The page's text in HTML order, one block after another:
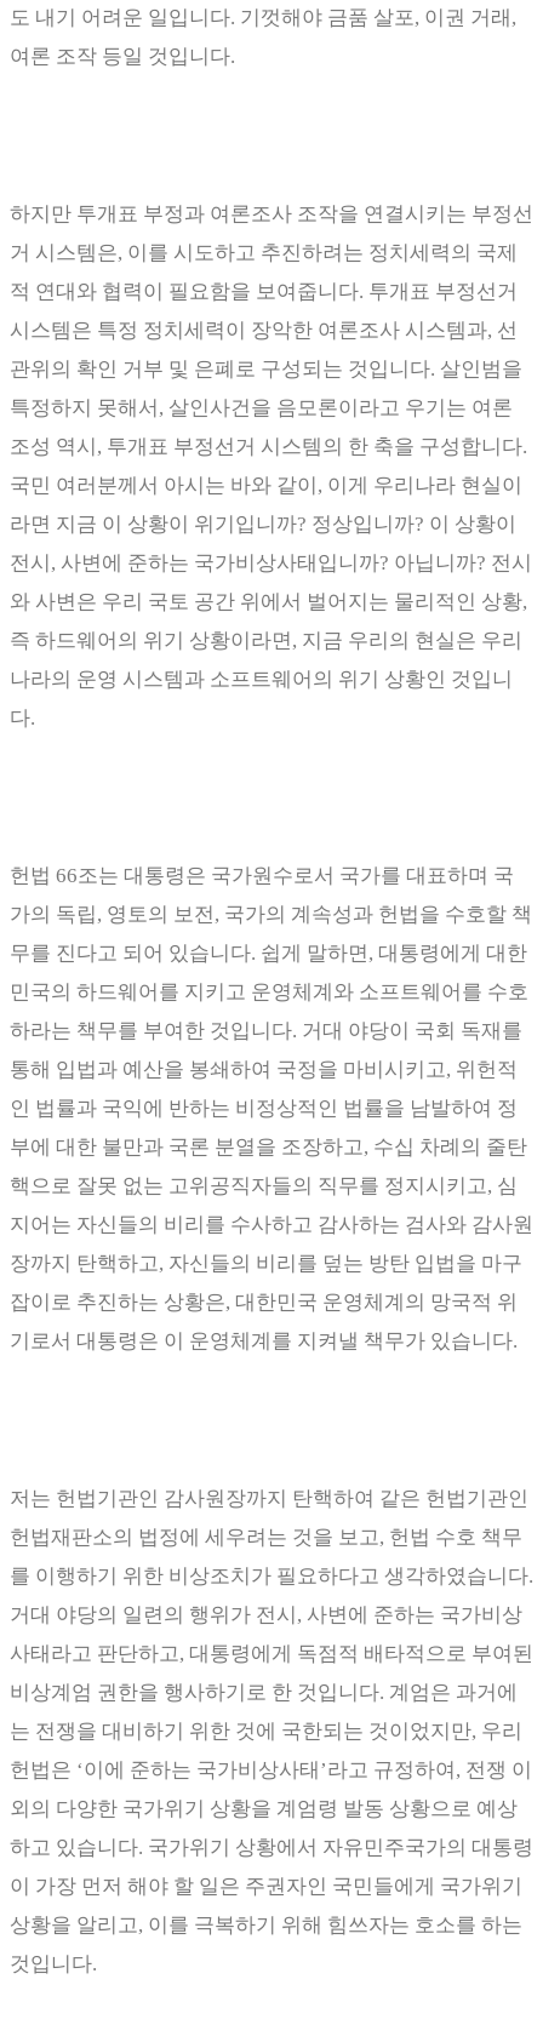
도 내기 어려운 일입니다. 기껏해야 금품 살포, 이권 거래 ,
여론 조작 등일 것입니다.
하지만 투개표 부정과 여론조사 조작을 연결시키는 부정선
거 시스템은, 이를 시도하고 추진하려는 정치세력의 국제
적 연대와 협력이 필요함을 보여줍니다. 투개표 부정선거
시스템은 특정 정치세력이 장악한 여론조사 시스템과, 선
관위의 확인 거부 및 은폐로 구성되는 것입니다. 살인범을
특정하지 못해서 , 살인사건을 음모론이라고 우기는 여론
조성 역시 , 투개표 부정선거 시스템의 한 축을 구성합니다.
국민 여러분께서 아시는 바와 같이 , 이게 우리나라 현실이
라면 지금 이 상황이 위기입니까? 정상입니까? 이 상황이
전시 , 사변에 준하는 국가비상사태입니까? 아닙니까? 전시
와 사변은 우리 국토 공간 위에서 벌어지는 물리적인 상황,
즉 하드웨어의 위기 상황이라면, 지금 우리의 현실은 우리
나라의 운영 시스템과 소프트웨어의 위기 상황인 것입니
다.
헌법 66조는 대통령은 국가원수로서 국가를 대표하며 국
가의 독립 , 영토의 보전, 국가의 계속성과 헌법을 수호할 책
무를 진다고 되어 있습니다. 쉽게 말하면, 대통령에게 대한
민국의 하드웨어를 지키고 운영체계와 소프트웨어를 수호
하라는 책무를 부여한 것입니다. 거대 야당이 국회 독재를
통해 입법과 예산을 봉쇄하여 국정을 마비시키고, 위헌적
인 법률과 국익에 반하는 비정상적인 법률을 남발하여 정
부에 대한 불만과 국론 분열을 조장하고, 수십 차례의 줄탄
핵으로 잘못 없는 고위공직자들의 직무를 정지시키고, 심
지어는 자신들의 비리를 수사하고 감사하는 검사와 감사원
장까지 탄핵하고, 자신들의 비리를 덮는 방탄 입법을 마구
잡이로 추진하는 상황은, 대한민국 운영체계의 망국적 위
기로서 대통령은 이 운영체계를 지켜낼 책무가 있습니다.
저는 헌법기관인 감사원장까지 탄핵하여 같은 헌법기관인
헌법재판소의 법정에 세우려는 것을 보고, 헌법 수호 책무
를 이행하기 위한 비상조치가 필요하다고 생각하였습니다.
거대 야당의 일련의 행위가 전시 , 사변에 준하는 국가비상
사태라고 판단하고, 대통령에게 독점적 배타적으로 부여된
비상계엄 권한을 행사하기로 한 것입니다. 계엄은 과거에
는 전쟁을 대비하기 위한 것에 국한되는 것이었지만, 우리
헌법은 ‘이에 준하는 국가비상사태 ’라고 규정하여 , 전쟁 이
외의 다양한 국가위기 상황을 계엄령 발동 상황으로 예상
하고 있습니다. 국가위기 상황에서 자유민주국가의 대통령
이 가장 먼저 해야 할 일은 주권자인 국민들에게 국가위기
상황을 알리고, 이를 극복하기 위해 힘쓰자는 호소를 하는
것입니다.